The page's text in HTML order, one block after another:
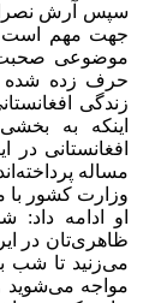
سپس آرش
جهت مهم است
موضوعی صحبت
حرف زده شده
زندگی
اینکه به
افغانستانی در
مساله
وزارت کشور با
او ادامه داد:
ظاهری‌تان در
می‌زنید تا شب
مواجه می‌شوید